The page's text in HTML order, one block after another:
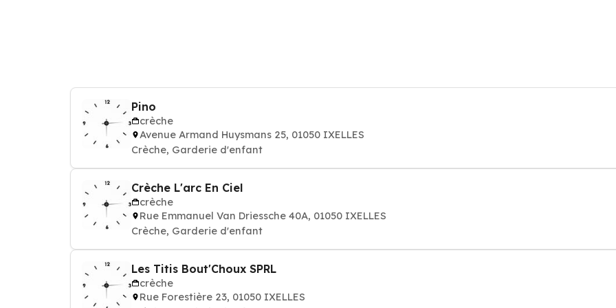
Pino
crèche
Avenue Armand Huysmans 25, 01050 IXELLES
Crèche, Garderie d'enfant
Crèche L'arc En Ciel
crèche
Rue Emmanuel Van Driessche 40A, 01050 IXELLES
Crèche, Garderie d'enfant
Les Titis Bout'Choux SPRL
crèche
Rue Forestière 23, 01050 IXELLES